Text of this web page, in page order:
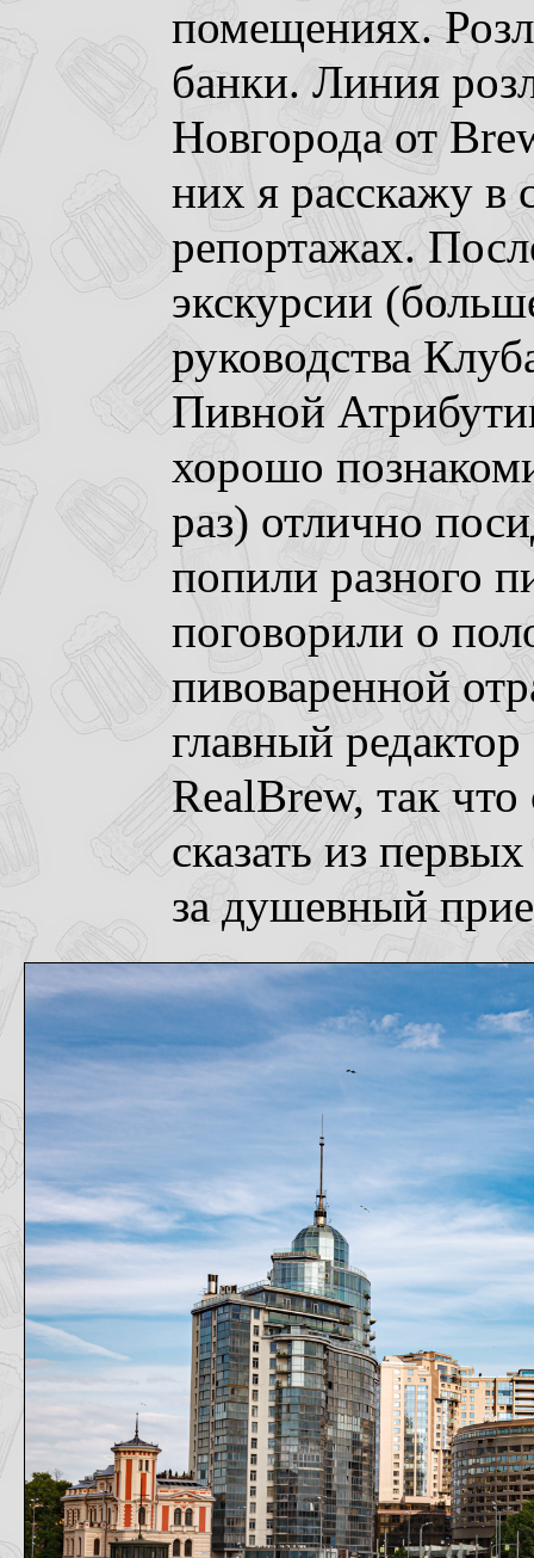
помещениях.
банки. Линия
Новгорода от
них я расскажу
репортажах.
экскурсии
руководства
Пивной
хорошо
раз) отлично
попили разного
поговорили о
пивоваренной
главный
RealBrew, так
сказать из
за душевный